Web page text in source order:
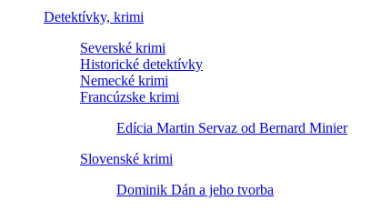
Detektívky, krimi
Severské krimi
Historické detektívky
Nemecké krimi
Francúzske krimi
Edícia Martin Servaz od Bernard Minier
Slovenské krimi
Dominik Dán a jeho tvorba